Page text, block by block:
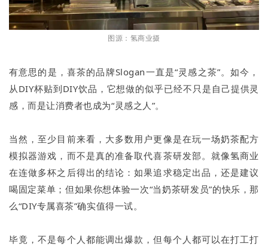
图源：氢商业摄
有意思的是，喜茶的品牌Slogan一直是“灵感之茶”。如今，
从DIY杯贴到DIY饮品，它想做的似乎已经不只是自己提供灵
感，而是让消费者也成为“灵感之人”。
当然，至少目前来看，大多数用户更像是在玩一场奶茶配方
模拟器游戏，而不是真的准备取代喜茶研发部。就像氢商业
在连做多杯之后得出的结论：如果追求稳定出品，还是建议
喝固定菜单；但如果你想体验一次“当奶茶研发员”的快乐，那
么“DIY专属喜茶”确实值得一试。
毕竟，不是每个人都能调出爆款，但每个人都可以在打工打